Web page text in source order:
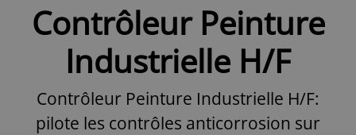
Contrôleur Peinture
Industrielle H/F
Contrôleur Peinture Industrielle H/F:
pilote les contrôles anticorrosion sur